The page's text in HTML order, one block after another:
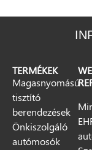
TERMÉKEK
Magasnyomású
tisztító
berendezések
Önkiszolgáló
autómosók